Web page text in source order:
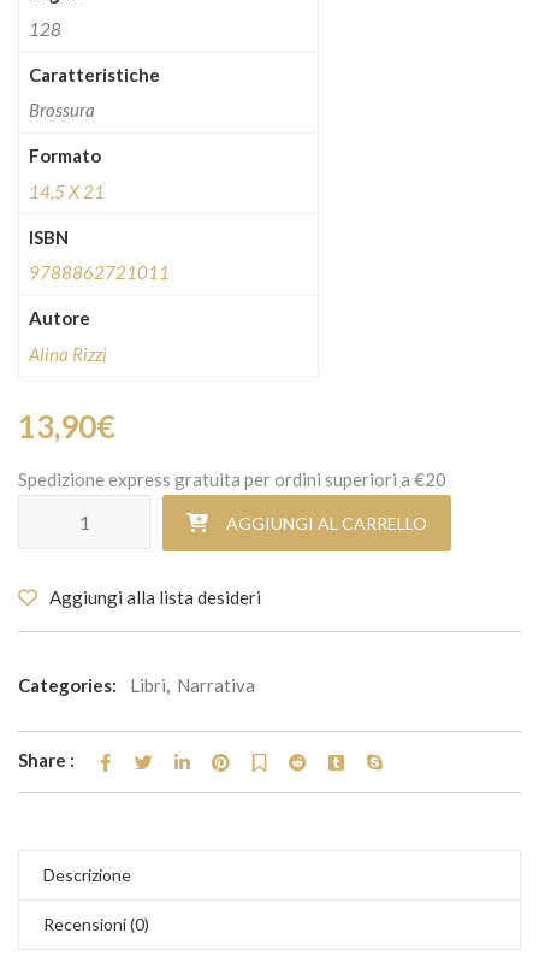
128
Caratteristiche
Brossura
Formato
14,5 X 21
ISBN
9788862721011
Autore
Alina Rizzi
13,90€
Spedizione express gratuita per ordini superiori a €20
Pelle di donna quantità
AGGIUNGI AL CARRELLO
Aggiungi alla lista desideri
Categories: Libri, Narrativa
Share :
Descrizione
Recensioni (0)